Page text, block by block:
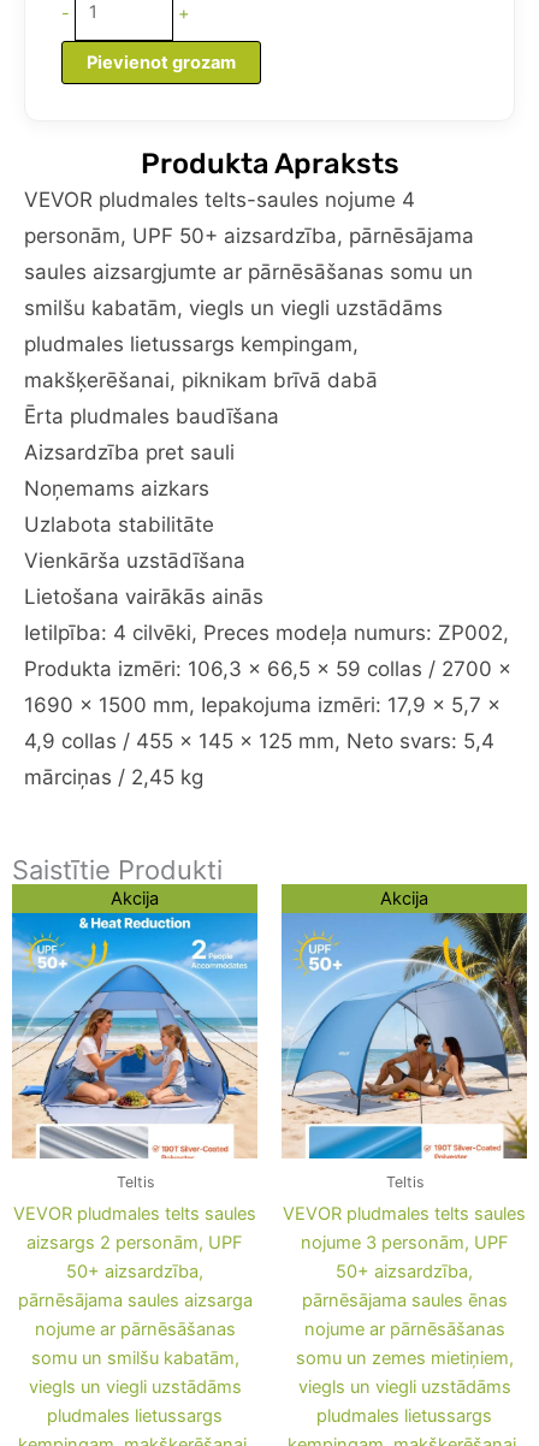
-
nojume
personām,
aizsardzība,
pārnēsājama
saules
nojume
ar
pārnēsāšanas
somu
smilšu
kabatām,
viegls
un
uzstādāms
pludmales
lietussargs
kempingam,
piknikam
brīvā
dabā
+
Pievienot grozam
Produkta Apraksts
VEVOR pludmales telts-saules nojume 4
personām, UPF 50+ aizsardzība, pārnēsājama
saules aizsargjumte ar pārnēsāšanas somu un
smilšu kabatām, viegls un viegli uzstādāms
pludmales lietussargs kempingam,
makšķerēšanai, piknikam brīvā dabā
Ērta pludmales baudīšana
Aizsardzība pret sauli
Noņemams aizkars
Uzlabota stabilitāte
Vienkārša uzstādīšana
Lietošana vairākās ainās
Ietilpība: 4 cilvēki, Preces modeļa numurs: ZP002,
Produkta izmēri: 106,3 x 66,5 x 59 collas / 2700 x
1690 x 1500 mm, Iepakojuma izmēri: 17,9 x 5,7 x
4,9 collas / 455 x 145 x 125 mm, Neto svars: 5,4
mārciņas / 2,45 kg
Saistītie Produkti
Akcija
Teltis
VEVOR pludmales telts saules
aizsargs 2 personām, UPF
50+ aizsardzība,
pārnēsājama saules aizsarga
nojume ar pārnēsāšanas
somu un smilšu kabatām,
viegls un viegli uzstādāms
pludmales lietussargs
Original
price
was:
95,58 €.
Current
price
is:
71,38 €.
Akcija
Teltis
VEVOR pludmales telts saules
nojume 3 personām, UPF
50+ aizsardzība,
pārnēsājama saules ēnas
nojume ar pārnēsāšanas
somu un zemes mietiņiem,
viegls un viegli uzstādāms
pludmales lietussargs
Original
price
106,36 €.
price
is:
82,16 €.